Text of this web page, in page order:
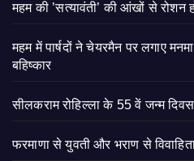
महम की ’सत्यावंती’ की आंखों से रोशन
महम में पार्षदों ने चेयरमैन पर लगाए
बहिष्कार
सीलकराम रोहिल्ला के 55 वें जन्म
फरमाणा से युवती और भराण से